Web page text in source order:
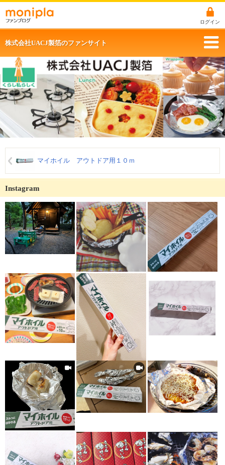
ログイン
株式会社UACJ製箔のファンサイト
マイホイル アウトドア用１０ｍ
Instagram